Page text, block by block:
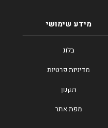
מידע שימושי
בלוג
מדיניות פרטיות
תקנון
מפת אתר